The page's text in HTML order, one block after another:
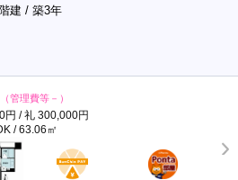
建 / 築3年
（管理費等－）
円 / 礼 300,000円
/ 63.06㎡
BunChinPAY
ポンタ
部屋